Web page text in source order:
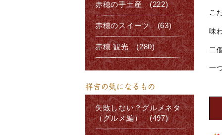
こ
味
二
一
赤穂の手土産 (222)
赤穂のスイーツ (63)
赤穂 観光 (280)
祥吉の気になるもの
失敗しない？グルメネタ
（グルメ編） (497)